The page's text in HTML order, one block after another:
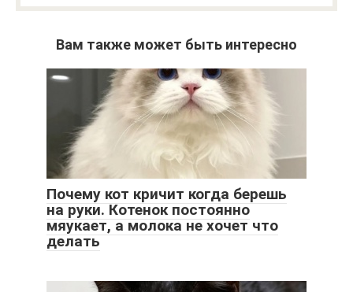
Вам также может быть интересно
Почему кот кричит когда берешь
на руки. Котенок постоянно
мяукает, а молока не хочет что
делать